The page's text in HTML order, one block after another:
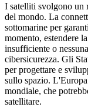
I satelliti svolgono un
del mondo. La
sottomarine per
momento, estendere
insufficiente o
cibersicurezza. Gli
per progettare e
sullo spazio.
mondiale, che
satellitare.